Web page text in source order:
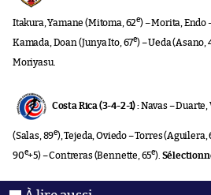
Itakura, Yamane (Mitoma, 62e) – Morita, Endo
Kamada, Doan (Junya Ito, 67e) – Ueda (Asano,
Moriyasu.
Costa Rica (3-4-2-1) :Navas – Duarte,
(Salas, 89e), Tejeda, Oviedo – Torres (Aguilera,
90e+5) – Contreras (Bennette, 65e).